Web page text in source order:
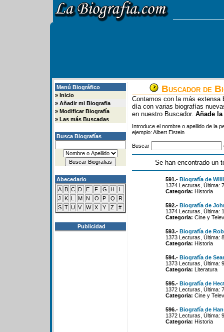
Menú Biográfico
» Inicio
» Añadir mi Biografia
» Modificar Biografía
» Las más Buscadas
Busca Biografías
Abecedario
A B C D E F G H
I
J
K L M N O P Q
R
S T U V W X Y Z #
Publicidad
Buscador de
Contamos con la más extensa
día con varias biografías
en nuestro Buscador. Añade
Introduce el nombre o apellido de la
ejemplo: Albert Eistein
Buscar
Se han encontrado un
591.- Biografía de
1374 Lecturas, Última:
Categoria: Historia
592.- Biografía de
1374 Lecturas, Última:
Categoria: Cine y
593.- Biografía de
1373 Lecturas, Última:
Categoria: Historia
594.- Biografía de
1373 Lecturas, Última:
Categoria: Literatura
595.- Biografía de
1372 Lecturas, Última:
Categoria: Cine y
596.- Biografía de
1372 Lecturas, Última:
Categoria: Historia